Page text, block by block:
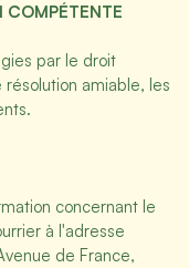
COMPÉTENTE
par le droit
amiable, les
concernant le
à l'adresse
de France,